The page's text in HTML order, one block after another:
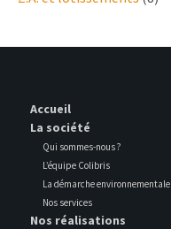
Accueil
La société
Qui sommes-nous ?
L’équipe Colibris
La démarche environnementale
Nos services
Nos réalisations